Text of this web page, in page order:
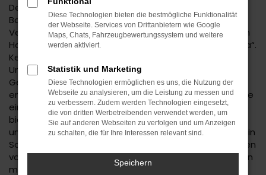
Der Kia Ceed ist eine kluge Wahl für Ihre Mobilität in
Balingen. Bei diesem Fahrzeug gehen
Vernunftsargumente und emotionale Aspekte Hand in
Hand und geben beide den Ausschlag für ein klares „Ja“.
Kennzeichnend für den Kia Ceed ist die Ausstattung.
Unabhängig davon, ob Sie sich für einen
Gebrauchtwagen und damit für ein älteres Baujahr
entscheiden oder einen Neuwagen wählen erhalten Sie
ein rundum tadelloses Modell. Wir vom Autohaus Daub
bieten Ihnen den Kia Ceed zu einem exzellenten Preis
und ermöglichen zudem immer wieder das Einsteigen in
Sondermodelle. Wenn Sie Ihre Mobilität auf den Straßen
von Balingen und Umgebung auf ein neues Level heben
möchten, ist der Kia Ceed bestens geeignet.
Diese Technologien bieten die bestmögliche Funktionalität
der Webseite. Services von Drittanbietern wie Google
Maps, Chats, Fahrzeugbewertungssystem und weitere
werden aktiviert.
Statistik und Marketing
Diese Technologien ermöglichen es uns, die Nutzung der
Webseite zu analysieren, um die Leistung zu messen und
zu verbessern. Zudem werden Technologien eingesetzt,
die von dritten Werbetreibenden verwendet werden, um
Sie auf anderen Webseiten zu verfolgen und um Anzeigen
zu schalten, die für Ihre Interessen relevant sind.
Speichern